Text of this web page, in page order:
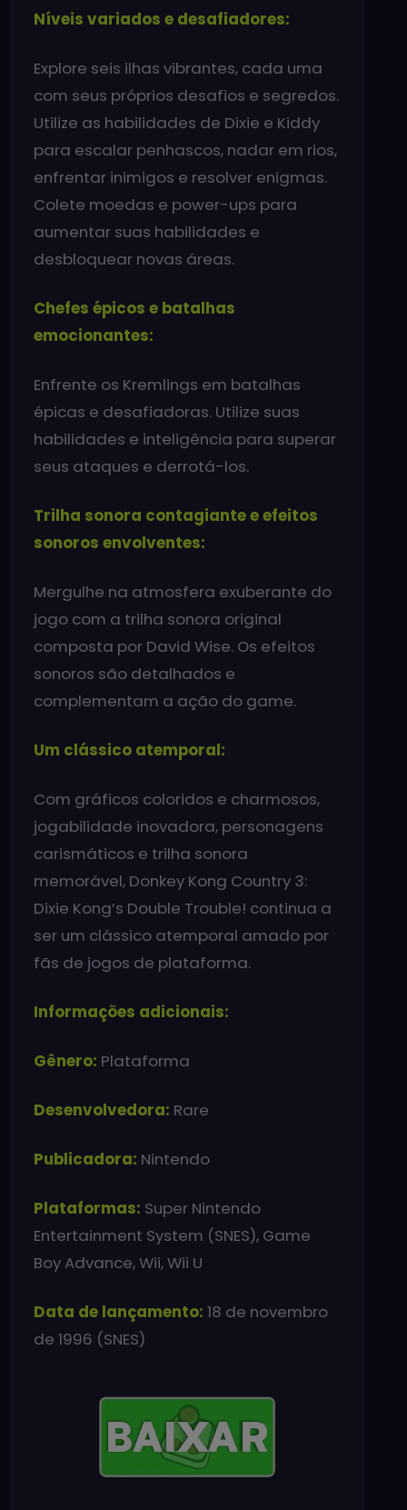
Níveis variados e desafiadores:
Explore seis ilhas vibrantes, cada uma
com seus próprios desafios e segredos.
Utilize as habilidades de Dixie e Kiddy
para escalar penhascos, nadar em rios,
enfrentar inimigos e resolver enigmas.
Colete moedas e power-ups para
aumentar suas habilidades e
desbloquear novas áreas.
Chefes épicos e batalhas
emocionantes:
Enfrente os Kremlings em batalhas
épicas e desafiadoras. Utilize suas
habilidades e inteligência para superar
seus ataques e derrotá-los.
Trilha sonora contagiante e efeitos
sonoros envolventes:
Mergulhe na atmosfera exuberante do
jogo com a trilha sonora original
composta por David Wise. Os efeitos
sonoros são detalhados e
complementam a ação do game.
Um clássico atemporal:
Com gráficos coloridos e charmosos,
jogabilidade inovadora, personagens
carismáticos e trilha sonora
memorável, Donkey Kong Country 3:
Dixie Kong’s Double Trouble! continua a
ser um clássico atemporal amado por
fãs de jogos de plataforma.
Informações adicionais:
Gênero: Plataforma
Desenvolvedora: Rare
Publicadora: Nintendo
Plataformas: Super Nintendo
Entertainment System (SNES), Game
Boy Advance, Wii, Wii U
Data de lançamento: 18 de novembro
de 1996 (SNES)